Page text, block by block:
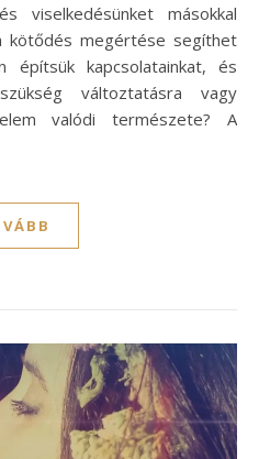
viselkedésünket másokkal
kötődés megértése segíthet
építsük kapcsolatainkat, és
változtatásra vagy
valódi természete? A